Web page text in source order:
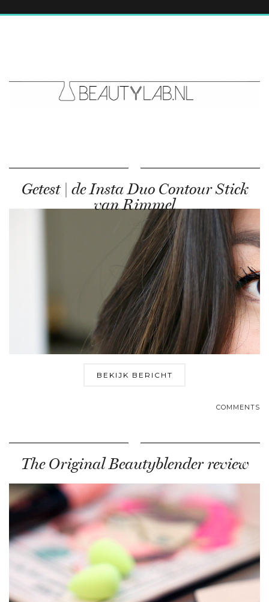
Getest | de Insta Duo Contour Stick
van Rimmel
BEKIJK BERICHT
COMMENTS
The Original Beautyblender review